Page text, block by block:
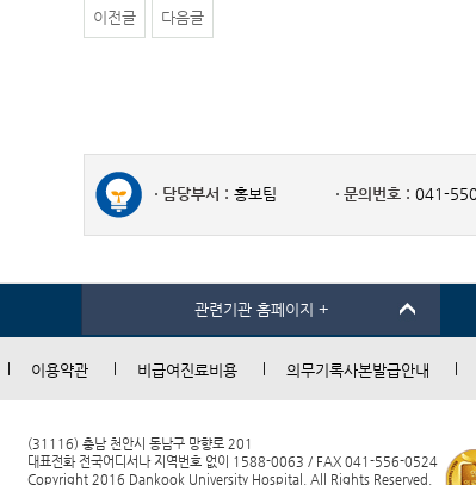
이전글 다음글
담당부서 : 홍보팀 문의번호 : 041-
관련기관 홈페이지 +
이용약관 비급여진료비용 의무기록사본발급안내
(31116) 충남 천안시 동남구 망향로 201
대표전화 전국어디서나 지역번호 없이 1588-0063 / FAX 041-556-0524
Copyright 2016 Dankook University Hospital. All Rights Reserved.